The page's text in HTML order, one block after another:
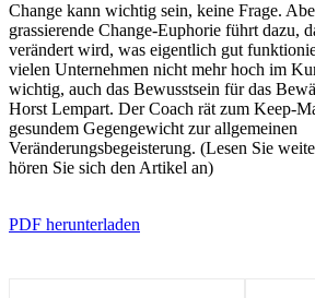
Change kann wichtig sein, keine Frage.
grassierende Change-Euphorie führt dazu,
verändert wird, was eigentlich gut
vielen Unternehmen nicht mehr hoch im
wichtig, auch das Bewusstsein für das
Horst Lempart. Der Coach rät zum Keep-
gesundem Gegengewicht zur allgemeinen
Veränderungsbegeisterung.​ (Lesen Sie
hören Sie sich den Artikel an)
PDF herunterladen